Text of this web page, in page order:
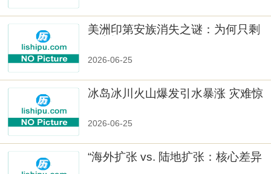
美洲印第安族消失之谜：为何只剩
2026-06-25
冰岛冰川火山爆发引水暴涨 灾难惊
2026-06-25
“海外扩张 vs. 陆地扩张：核心差异